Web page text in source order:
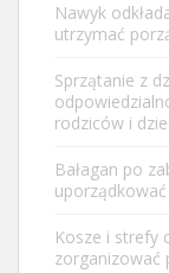
Nawyk
utrzymać
Sprzątanie z
rodziców i
Bałagan po
Kosze i strefy
zorganizować